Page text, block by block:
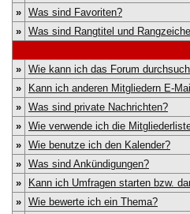
» Was sind Favoriten?
» Was sind Rangtitel und
» Wie kann ich das Forum
»
Kann ich anderen Mitgliedern E-
» Was sind private Nachrichten?
» Wie verwende ich die
» Wie benutze ich den Kalender?
» Was sind Ankündigungen?
»
Kann ich Umfragen starten bzw.
» Wie bewerte ich ein Thema?